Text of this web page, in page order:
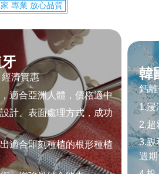
專業 放心品質
濟實惠
適合亞洲人體，價格適中
計、表面處理方式，成功
適合即刻種植的根形種植
韓
鈣
1.浸
2.超
3.親
週